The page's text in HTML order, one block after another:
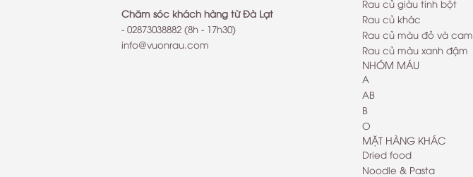
Chăm sóc khách hàng từ Đà Lạt
- 02873038882 (8h - 17h30)
info@vuonrau.com
Rau củ giàu tinh bột
Rau củ khác
Rau củ màu đỏ và cam
Rau củ màu xanh đậm
NHÓM MÁU
A
AB
B
O
MẶT HÀNG KHÁC
Dried food
Noodle & Pasta